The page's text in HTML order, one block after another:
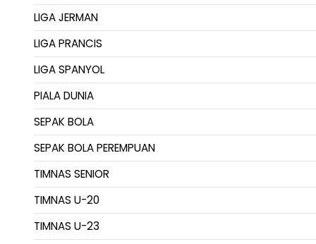
LIGA JERMAN
LIGA PRANCIS
LIGA SPANYOL
PIALA DUNIA
SEPAK BOLA
SEPAK BOLA PEREMPUAN
TIMNAS SENIOR
TIMNAS U-20
TIMNAS U-23